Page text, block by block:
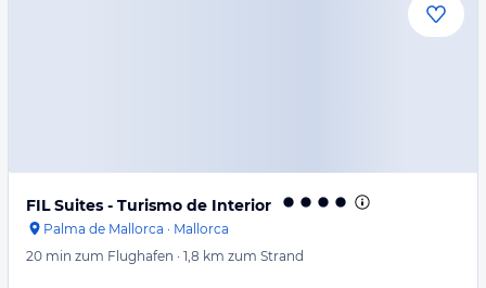
FIL Suites - Turismo de Interior
Palma de Mallorca · Mallorca
20 min zum Flughafen · 1,8 km zum Strand